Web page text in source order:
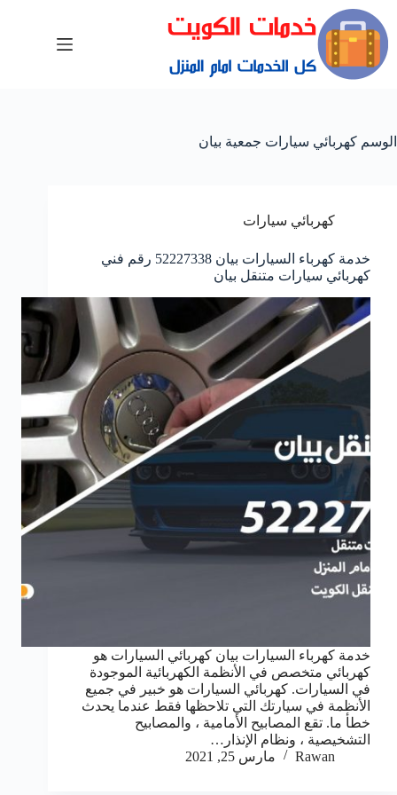
الوسم كهربائي سيارات جمعية بيان
كهربائي سيارات
خدمة كهرباء السيارات بيان 52227338 رقم فني
كهربائي سيارات متنقل بيان
خدمة كهرباء السيارات بيان كهربائي السيارات هو
كهربائي متخصص في الأنظمة الكهربائية الموجودة
في السيارات. كهربائي السيارات هو خبير في جميع
الأنظمة في سيارتك التي تلاحظها فقط عندما يحدث
خطأ ما. تقع المصابيح الأمامية ، والمصابيح
التشخيصية ، ونظام الإنذار…
Rawan
مارس 25, 2021